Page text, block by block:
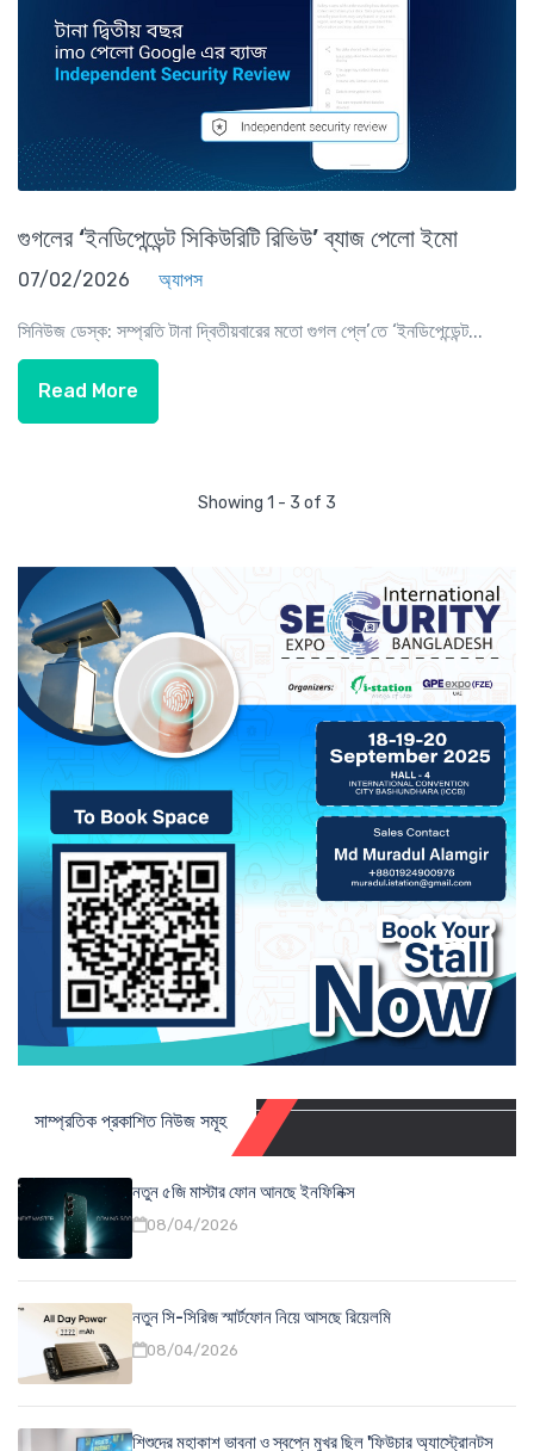
গুগলের ‘ইনডিপেন্ডেন্ট সিকিউরিটি রিভিউ’ ব্যাজ পেলো ইমো
07/02/2026 অ্যাপস
সিনিউজ ডেস্ক: সম্প্রতি টানা দ্বিতীয়বারের মতো গুগল প্লে’তে ‘ইনডিপেন্ডেন্ট...
Read More
Showing 1 - 3 of 3
সাম্প্রতিক প্রকাশিত নিউজ সমূহ
নতুন ৫জি মাস্টার ফোন আনছে ইনফিনিক্স
08/04/2026
নতুন সি-সিরিজ স্মার্টফোন নিয়ে আসছে রিয়েলমি
08/04/2026
শিশুদের মহাকাশ ভাবনা ও স্বপ্নে মুখর ছিল 'ফিউচার অ্যাস্ট্রোনটস